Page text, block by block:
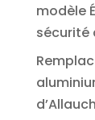
modèle
sécurité